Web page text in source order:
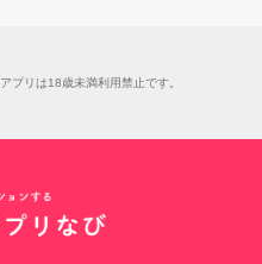
プリは18歳未満利用禁止です。